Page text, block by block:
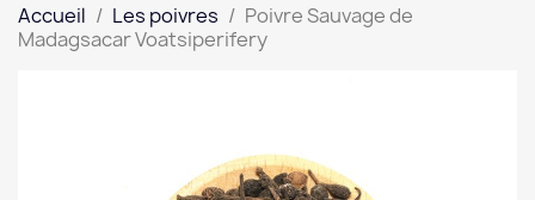
Accueil Les poivres
Poivre Sauvage de
Madagsacar Voatsiperifery